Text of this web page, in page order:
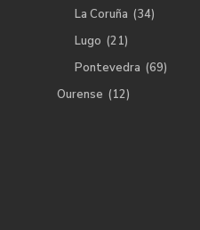
La Coruña (34)
Lugo (21)
Pontevedra (69)
Ourense (12)